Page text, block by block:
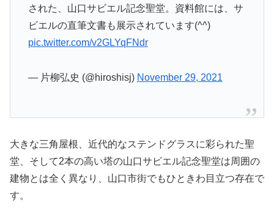
された、山口サビエル記念聖堂。資料館には、サ
ビエルの直筆文書も展示されています(^^)
pic.twitter.com/v2GLYqFNdr
— 片柳弘史 (@hiroshisj) November 29, 2021
大きな三角屋根、近代的なステンドグラスに彩られた聖
堂、そして2本の高い塔の山口サビエル記念聖堂は周囲の
建物とは全く異なり、山口市街でもひときわ目立つ存在で
す。